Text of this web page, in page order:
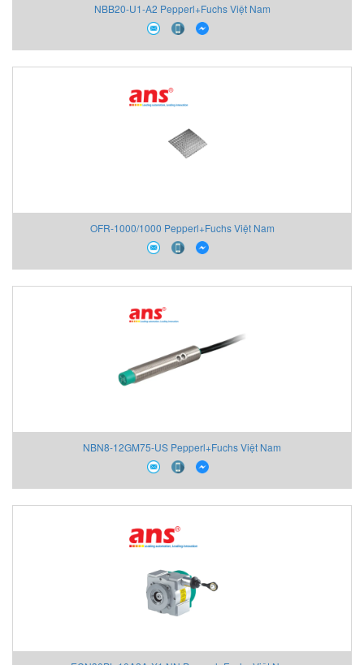
NBB20-U1-A2 Pepperl+Fuchs Việt Nam
OFR-1000/1000 Pepperl+Fuchs Việt Nam
NBN8-12GM75-US Pepperl+Fuchs Việt Nam